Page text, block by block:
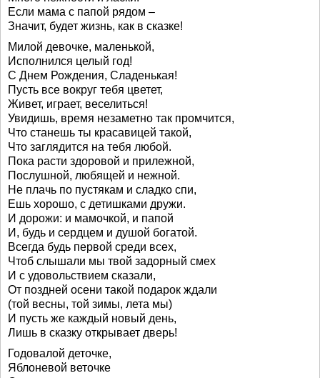
Если мама с папой рядом –
Значит, будет жизнь, как в сказке!
Милой девочке, маленькой,
Исполнился целый год!
С Днем Рождения, Сладенькая!
Пусть все вокруг тебя цветет,
Живет, играет, веселиться!
Увидишь, время незаметно так промчится,
Что станешь ты красавицей такой,
Что заглядится на тебя любой.
Пока расти здоровой и прилежной,
Послушной, любящей и нежной.
Не плачь по пустякам и сладко спи,
Ешь хорошо, с детишками дружи.
И дорожи: и мамочкой, и папой
И, будь и сердцем и душой богатой.
Всегда будь первой среди всех,
Чтоб слышали мы твой задорный смех
И с удовольствием сказали,
От поздней осени такой подарок ждали
(той весны, той зимы, лета мы)
И пусть же каждый новый день,
Лишь в сказку открывает дверь!
Годовалой деточке,
Яблоневой веточке